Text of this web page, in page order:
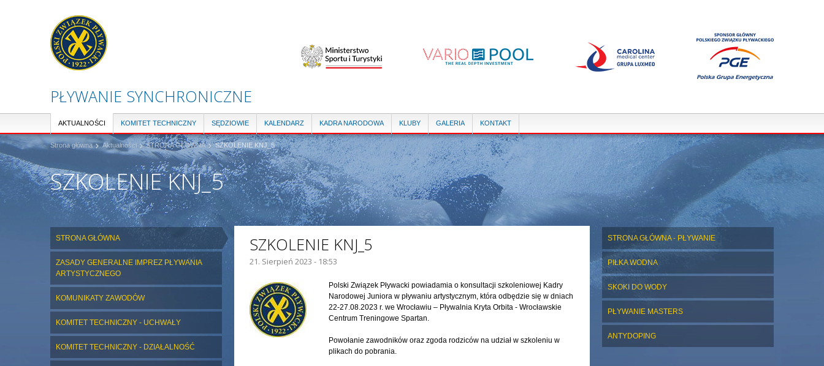
PŁYWANIE SYNCHRONICZNE
AKTUALNOŚCI KOMITET TECHNICZNY SĘDZIOWIE KALENDARZ KADRA NARODOWA KLUBY GALERIA KONTAKT
Strona główna Aktualności STRONA GŁÓWNA SZKOLENIE KNJ_5
SZKOLENIE KNJ_5
STRONA GŁÓWNA
ZASADY GENERALNE IMPREZ PŁYWANIA
ARTYSTYCZNEGO
KOMUNIKATY ZAWODÓW
KOMITET TECHNICZNY - UCHWAŁY
KOMITET TECHNICZNY - DZIAŁALNOŚĆ
SZKOLENIE KNJ_5
21. Sierpień 2023 - 18:53
ZDJĘCIE GŁÓWNE:
Polski Związek Pływacki powiadamia o konsultacji szkoleniowej Kadry
Narodowej Juniora w pływaniu artystycznym, która odbędzie się w dniach
22-27.08.2023 r. we Wrocławiu – Pływalnia Kryta Orbita - Wrocławskie
Centrum Treningowe Spartan.
Powołanie zawodników oraz zgoda rodziców na udział w szkoleniu w
plikach do pobrania.
STRONA GŁÓWNA - PŁYWANIE
PIŁKA WODNA
SKOKI DO WODY
PŁYWANIE MASTERS
ANTYDOPING